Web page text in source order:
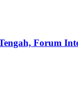
Forum